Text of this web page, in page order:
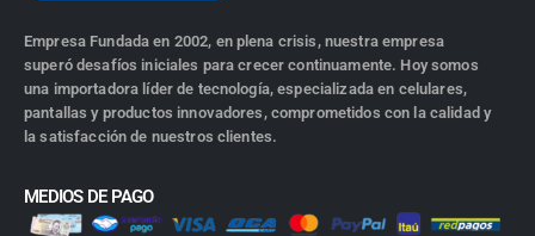
Empresa Fundada en 2002, en plena crisis, nuestra empresa
superó desafíos iniciales para crecer continuamente. Hoy somos
una importadora líder de tecnología, especializada en celulares,
pantallas y productos innovadores, comprometidos con la calidad y
la satisfacción de nuestros clientes.
MEDIOS DE PAGO